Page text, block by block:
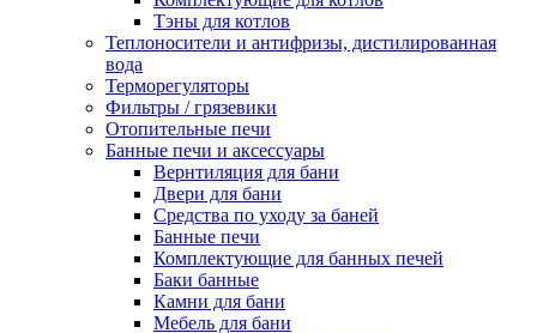
Тэны для котлов
Теплоносители и антифризы, дистилированная
вода
Терморегуляторы
Фильтры / грязевики
Отопительные печи
Банные печи и аксессуары
Вернтиляция для бани
Двери для бани
Средства по уходу за баней
Банные печи
Комплектующие для банных печей
Баки банные
Камни для бани
Мебель для бани